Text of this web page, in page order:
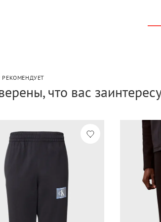
РЕКОМЕНДУЕТ
что вас